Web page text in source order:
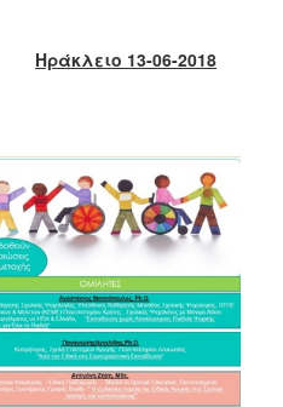
Ηράκλειο 13-06-2018